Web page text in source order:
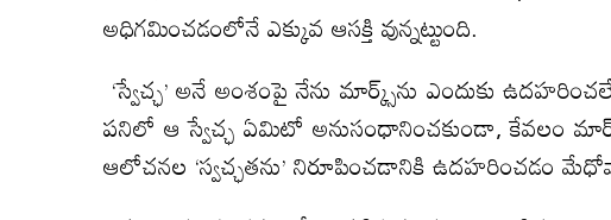
అధిగమించడంలోనే ఎక్కువ ఆసక్తి వున్నట్టుంది.
‘స్వేచ్ఛ’ అనే అంశంపై నేను మార్క్స్‌‌ను ఎందుకు
పనిలో ఆ స్వేచ్ఛ ఏమిటో అనుసంధానించకుండా, కేవలం
ఆలోచనల ‘స్వచ్ఛతను’ నిరూపించడానికి ఉదహరించడం